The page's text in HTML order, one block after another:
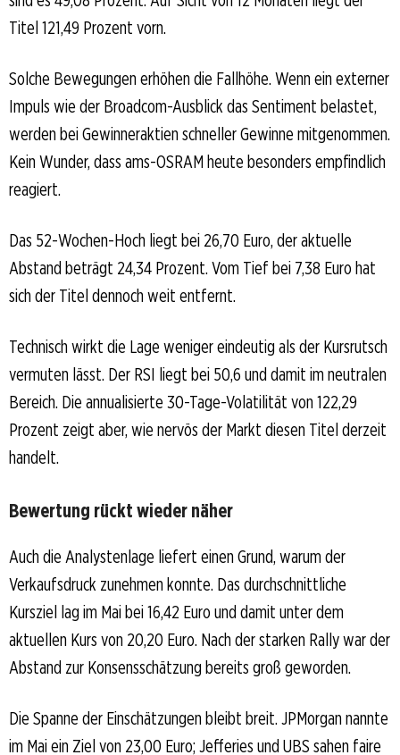
Titel 121,49 Prozent vorn.
Solche Bewegungen erhöhen die Fallhöhe. Wenn ein externer
Impuls wie der Broadcom-Ausblick das Sentiment belastet,
werden bei Gewinneraktien schneller Gewinne mitgenommen.
Kein Wunder, dass ams-OSRAM heute besonders empfindlich
reagiert.
Das 52-Wochen-Hoch liegt bei 26,70 Euro, der aktuelle
Abstand beträgt 24,34 Prozent. Vom Tief bei 7,38 Euro hat
sich der Titel dennoch weit entfernt.
Technisch wirkt die Lage weniger eindeutig als der Kursrutsch
vermuten lässt. Der RSI liegt bei 50,6 und damit im neutralen
Bereich. Die annualisierte 30-Tage-Volatilität von 122,29
Prozent zeigt aber, wie nervös der Markt diesen Titel derzeit
handelt.
Bewertung rückt wieder näher
Auch die Analystenlage liefert einen Grund, warum der
Verkaufsdruck zunehmen konnte. Das durchschnittliche
Kursziel lag im Mai bei 16,42 Euro und damit unter dem
aktuellen Kurs von 20,20 Euro. Nach der starken Rally war der
Abstand zur Konsensschätzung bereits groß geworden.
Die Spanne der Einschätzungen bleibt breit. JPMorgan nannte
im Mai ein Ziel von 23,00 Euro; Jefferies und UBS sahen faire